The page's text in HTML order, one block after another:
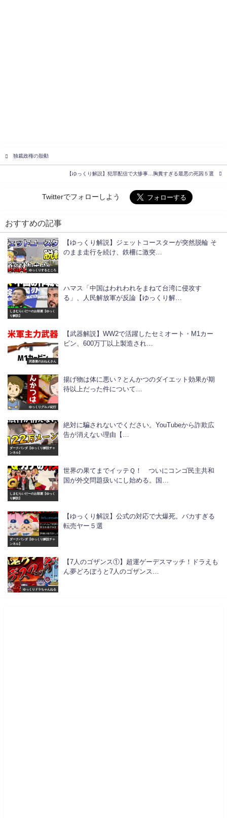
独裁政権の胎動
【ゆっくり解説】犯罪配信で大惨事…胸糞すぎる最悪の死因５選
Twitterでフォローしよう
おすすめの記事
ゆっくりするところ
【ゆっくり解説】ジェットコースターが突然脱輪 そ
のまま走行を続け、鉄柵に激突…
しまむらいだーのお部屋【ゆっく
り解説】
ハマス「中国はわれわれをまねて台湾に侵攻す
る」、人民解放軍が反論【ゆっくり解…
武器屋のおねえさん
【武器解説】WW2で活躍したセミオート・M1カー
ビン、600万丁以上製造され…
ゆっくりグルメ紀行
揚げ物は体に悪い？とんかつのダイエット効果が期
待以上だった件について…
ダークパンダ【ゆっくり解説チャ
ンネル】
絶対に騙されないでください。YouTubeから詐欺広
告が消えない理由【…
しまむらいだーのお部屋【ゆっく
り解説】
世界の果てまでイッテＱ！ ついにコンゴ民主共和
国が外交問題扱いにし始める。国…
ダークパンダ【ゆっくり解説チャ
ンネル】
【ゆっくり解説】公式の対応で大爆死。バカすぎる
転売ヤー５選
ゆっくりドラちゃんねる
【7人のゴザンス①】超運ゲーデスマッチ！ドラえも
ん夢どろぼうと7人のゴザンス…